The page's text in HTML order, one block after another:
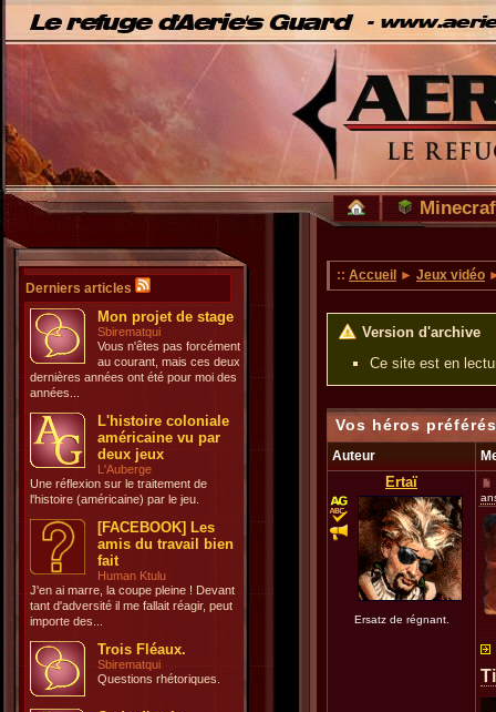
Derniers articles
Mon projet de stage
Sbirematqui
Vous n'êtes pas forcément
au courant, mais ces deux
dernières années ont été pour moi des
années...
L'histoire coloniale
américaine vu par
deux jeux
L'Auberge
Une réflexion sur le traitement de
l'histoire (américaine) par le jeu.
[FACEBOOK] Les
amis du travail bien
fait
Human Ktulu
J'en ai marre, la coupe pleine ! Devant
tant d'adversité il me fallait réagir, peut
importe des...
Trois Fléaux.
Sbirematqui
Questions rhétoriques.
:: Accueil ► Jeux vidéo
Version d'archive
Ce site est en
Vos héros
Auteur
Ertaï
Ersatz de régnant.